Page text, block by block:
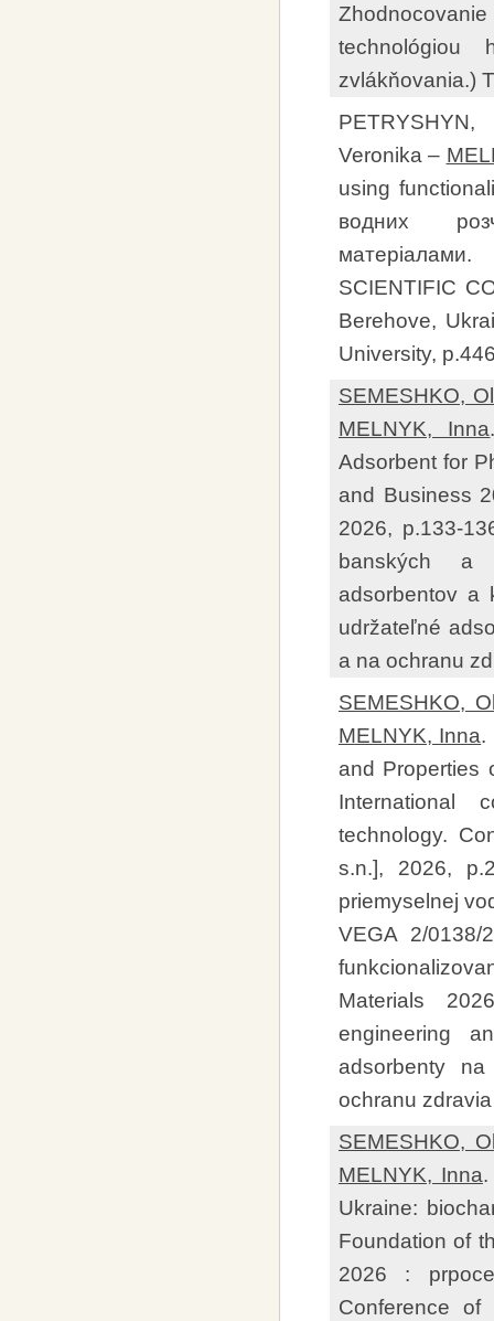
technológiou
zvlákňovania.)
Veronika –
using
водних
SCIENTIFIC
Berehove,
University,
SEMESHKO,
MELNYK, Inna
Adsorbent for
and Business
2026, p.133-
banských a
adsorbentov a
udržateľné
a na ochranu
SEMESHKO,
MELNYK, Inna.
and Properties
International
technology.
s.n.], 2026,
priemyselnej
VEGA 2/
Materials
engineering
adsorbenty
ochranu
SEMESHKO,
MELNYK, Inna.
Ukraine:
Foundation of
2026 :
Conference